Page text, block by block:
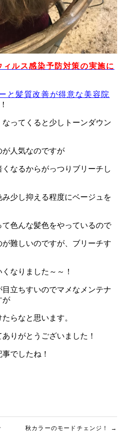
ルス感染予防対策の実施に
と髪質改善が得意な美容院
ってくると少しトーンダウン
が人気なのですが
なるからがっつりブリーチし
少し抑える程度にベージュを
色んな髪色をやっているので
難しいのですが、ブリーチす
なりました～～！
立ちすいのでマメなメンテナ
が
らなと思います。
りがとうございました！
でしたね！
秋カラーのモードチェンジ！ →